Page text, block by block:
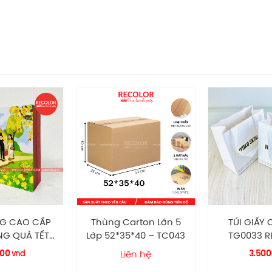
Mô tả
HS183
Túi chữ nhật dọc
Quai ruy băng lụa
Giấy Ivory 210
20x10x15cm (DxRxC)
Lớn 5
– TC043
hệ
TÚI GIẤY CÓ QUAI
TG0033 RECOLOR
3.500vnd
Thùng
miến
Liên